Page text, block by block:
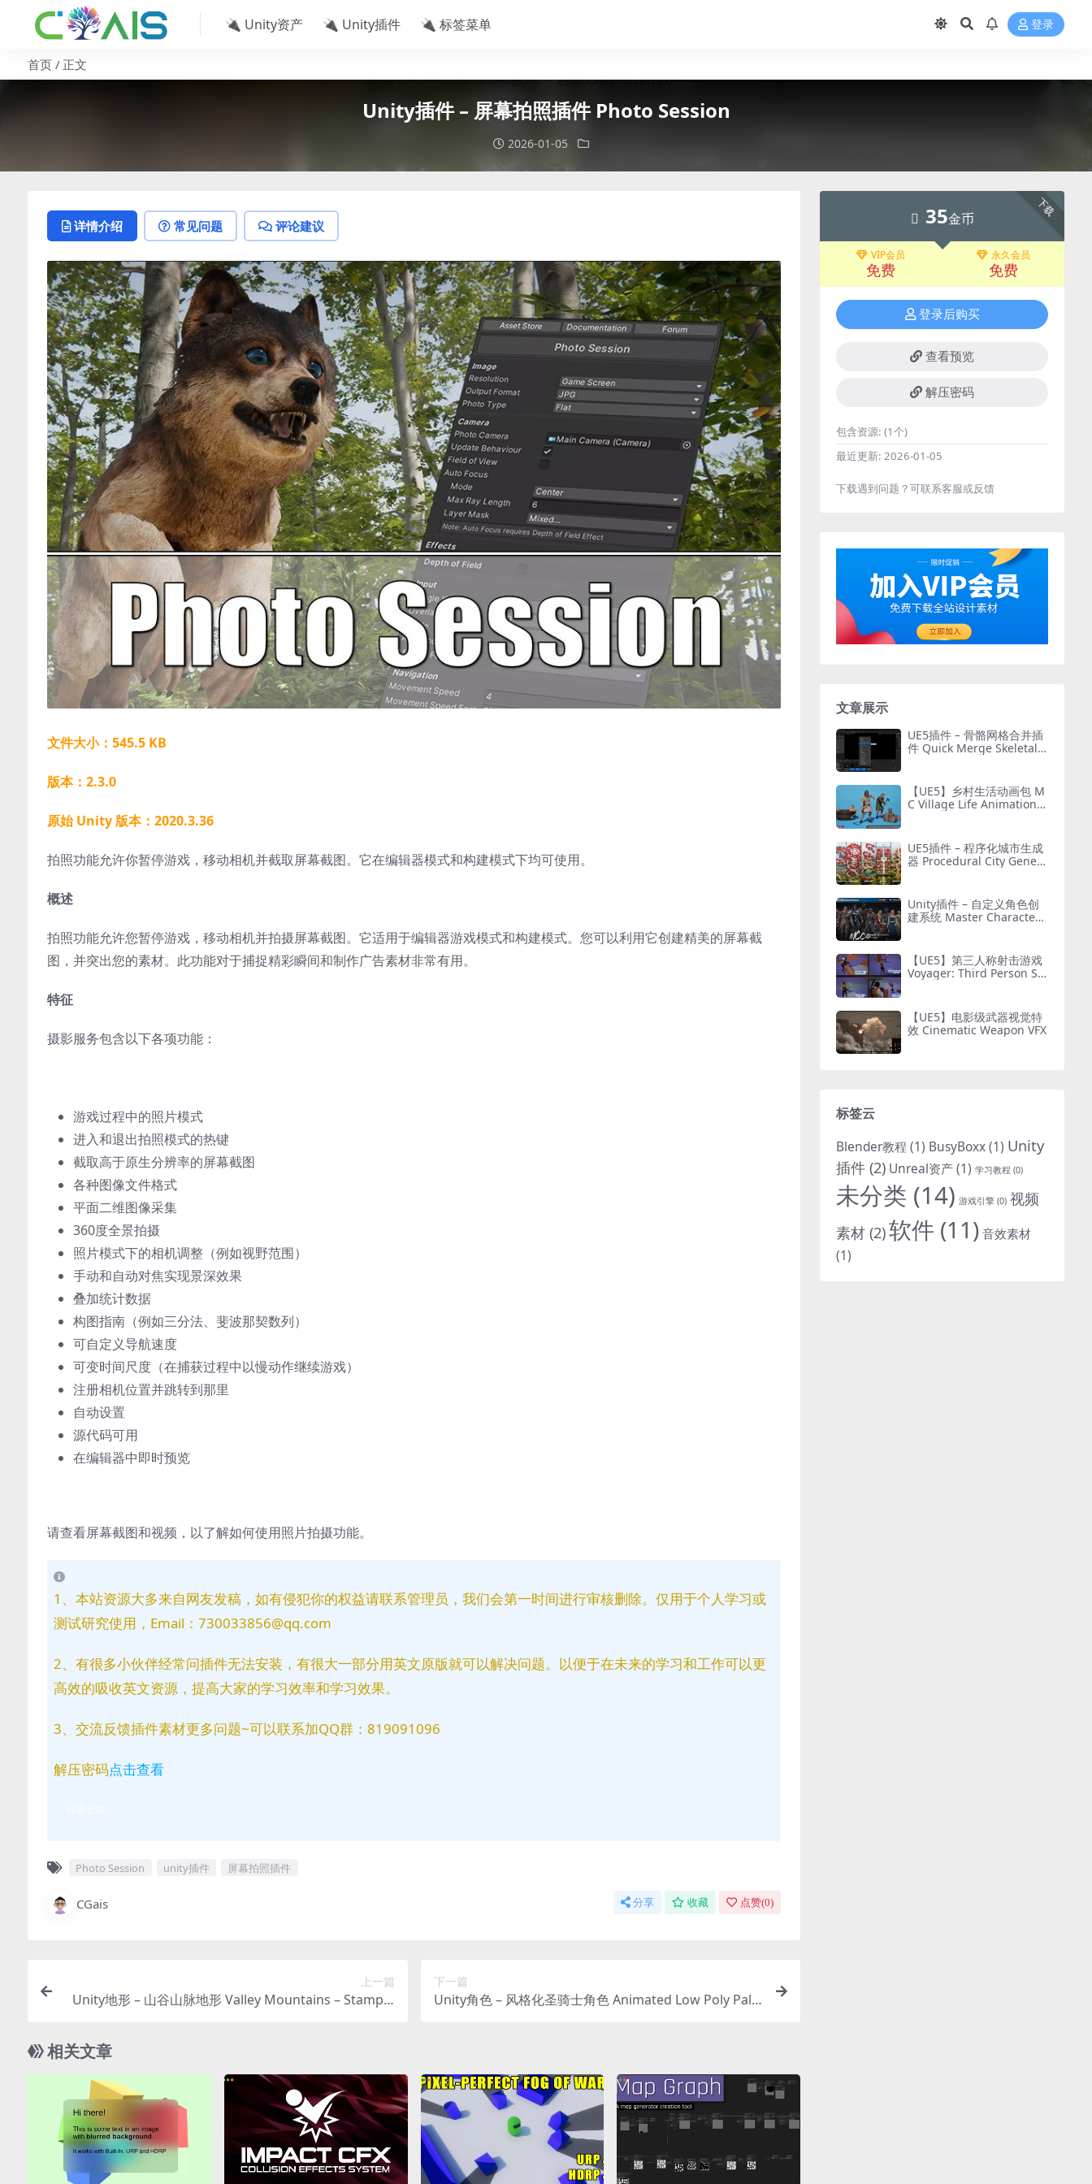
🔌 Unity资产 🔌 Unity插件 🔌 标签菜单 登录
首页 正文
Unity插件 – 屏幕拍照插件 Photo Session
2026-01-05
详情介绍 常见问题 评论建议
文件大小：545.5 KB
版本：2.3.0
原始 Unity 版本：2020.3.36
拍照功能允许你暂停游戏，移动相机并截取屏幕截图。它在编辑器模式和构建模式下均可使用。
概述
拍照功能允许您暂停游戏，移动相机并拍摄屏幕截图。它适用于编辑器游戏模式和构建模式。您可以利用它创建精美的屏幕截
图，并突出您的素材。此功能对于捕捉精彩瞬间和制作广告素材非常有用。
特征
摄影服务包含以下各项功能：
游戏过程中的照片模式
进入和退出拍照模式的热键
截取高于原生分辨率的屏幕截图
各种图像文件格式
平面二维图像采集
360度全景拍摄
照片模式下的相机调整（例如视野范围）
手动和自动对焦实现景深效果
叠加统计数据
构图指南（例如三分法、斐波那契数列）
可自定义导航速度
可变时间尺度（在捕获过程中以慢动作继续游戏）
注册相机位置并跳转到那里
自动设置
源代码可用
在编辑器中即时预览
请查看屏幕截图和视频，以了解如何使用照片拍摄功能。
1、本站资源大多来自网友发稿，如有侵犯你的权益请联系管理员，我们会第一时间进行审核删除。仅用于个人学习或
测试研究使用，Email：730033856@qq.com
2、有很多小伙伴经常问插件无法安装，有很大一部分用英文原版就可以解决问题。以便于在未来的学习和工作可以更
高效的吸收英文资源，提高大家的学习效率和学习效果。
3、交流反馈插件素材更多问题~可以联系加QQ群：819091096
解压密码点击查看
Photo Session unity插件 屏幕拍照插件
CGais 分享 收藏 点赞(0)
上一篇
Unity地形 – 山谷山脉地形 Valley Mountains – Stamp P
下一篇
Unity角色 – 风格化圣骑士角色 Animated Low Poly Pala
相关文章
下载
35金币
VIP会员
免费
永久会员
免费
登录后购买
查看预览
解压密码
包含资源: (1个)
最近更新: 2026-01-05
下载遇到问题？可联系客服或反馈
文章展示
UE5插件 – 骨骼网格合并插
件 Quick Merge Skeletal
【UE5】乡村生活动画包 M
C Village Life Animation P
UE5插件 – 程序化城市生成
器 Procedural City Genera
Unity插件 – 自定义角色创
建系统 Master Character
【UE5】第三人称射击游戏
Voyager: Third Person Sh
【UE5】电影级武器视觉特
效 Cinematic Weapon VFX
标签云
Blender教程 (1) BusyBoxx(1) Unity
插件 (2) Unreal资产(1) 学习教程 (0)
未分类 (14) 游戏引擎 (0) 视频
素材 (2)软件 (11)音效素材
(1)